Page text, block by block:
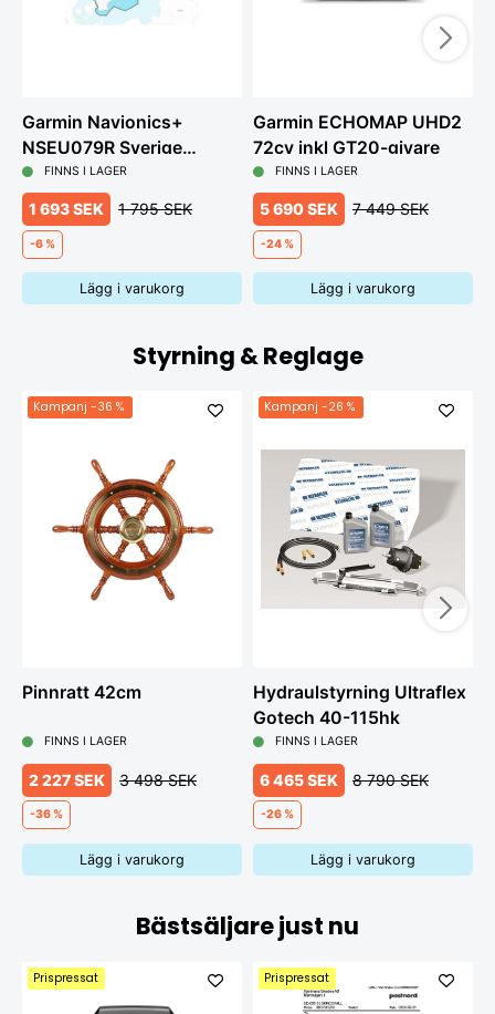
Garmin Navionics+
NSEU079R Sverige
sydost
FINNS I LAGER
1 693 SEK 1 795 SEK
-6 %
Lägg i varukorg
Garmin ECHOMAP UHD2
72cv inkl GT20-givare
FINNS I LAGER
5 690 SEK 7 449 SEK
-24 %
Lägg i varukorg
Styrning & Reglage
Kampanj -36 %
Pinnratt 42cm
FINNS I LAGER
2 227 SEK 3 498 SEK
-36 %
Lägg i varukorg
Kampanj -26 %
Hydraulstyrning Ultraflex
Gotech 40-115hk
FINNS I LAGER
6 465 SEK 8 790 SEK
-26 %
Lägg i varukorg
Bästsäljare just nu
Prispressat Prispressat